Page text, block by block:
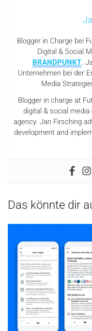
Blogger in Charge bei
Digital & Social
BRANDPUNKT.
Unternehmen bei der
Media
Blogger in charge at
digital & social
agency. Jan Firsching
development and
Das könnte dir